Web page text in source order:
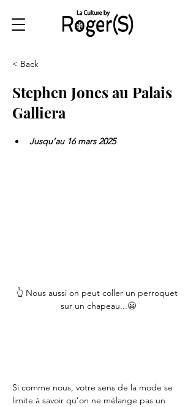
< Back
Stephen Jones au Palais
Galliera
Jusqu’au 16 mars 2025
👆 Nous aussi on peut coller un perroquet
sur un chapeau...😬
Si comme nous, votre sens de la mode se
limite à savoir qu’on ne mélange pas un